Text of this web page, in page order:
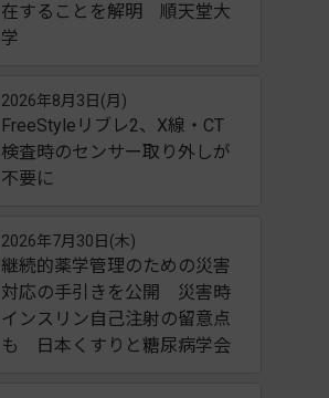
在することを解明 順天堂大
学
FreeStyleリブレ2、X線・CT
検査時のセンサー取り外しが
不要に
2026年8月3日(月)
継続的薬学管理のための災害
対応の手引きを公開 災害時
インスリン自己注射の留意点
も 日本くすりと糖尿病学会
2026年7月30日(木)